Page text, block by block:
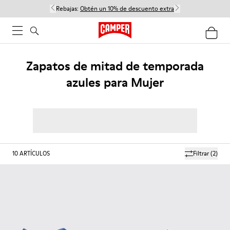
Rebajas: Obtén un 10% de descuento extra
Zapatos de mitad de temporada
azules para Mujer
Filtrar(2)
10ARTÍCULOS